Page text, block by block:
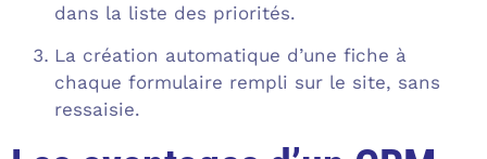
dans la liste des priorités.
La création automatique d’une fiche à
chaque formulaire rempli sur le site, sans
ressaisie.